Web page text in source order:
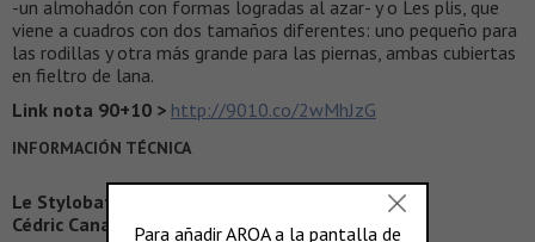
-un almohadón con formas logradas al azar- y o Les plis, que
viene a cuadros con dos tamaños diferentes: uno pequeño para
las rodillas y otra más grande para las piernas, ambas cubiertas
en fieltro de lana.
Link nota 90+10 > http://9010.co/2wMhJzG
INFORMACIÓN TÉCNICA
Le Stylobate de Cédric Canaud
Cédric Canaud: http://cedriccanaud.com/